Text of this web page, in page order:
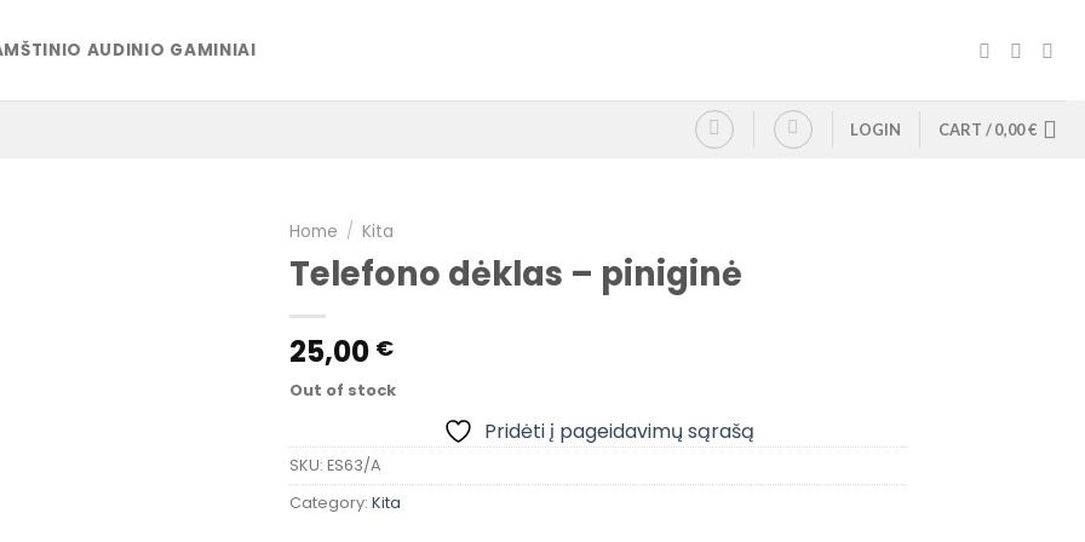
AUDINIO GAMINIAI
LOGIN CART /0,00€
Home / Kita
Telefono dėklas – piniginė
25,00 €
Out of stock
Pridėti į pageidavimų sąrašą
SKU: ES63/A
Category: Kita